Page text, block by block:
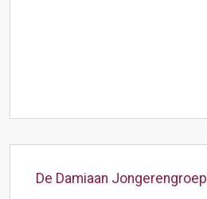
De Damiaan Jongerengroep